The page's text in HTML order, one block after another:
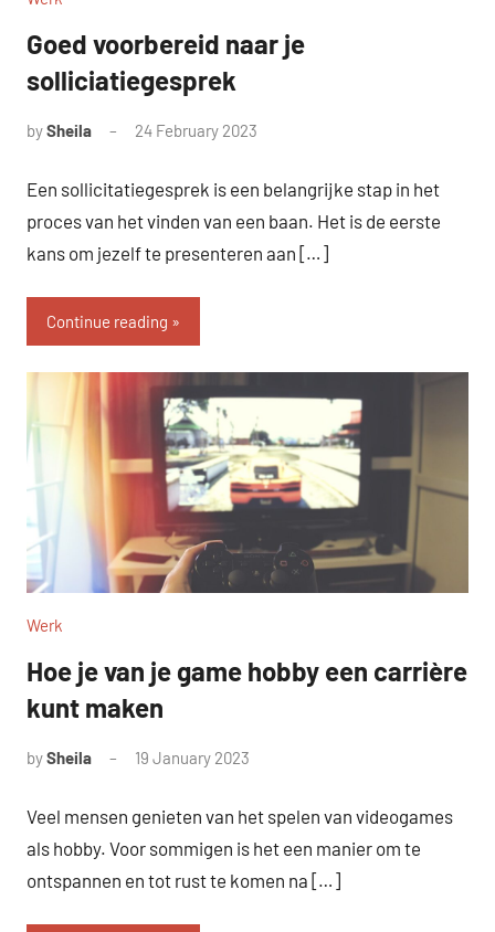
Goed voorbereid naar je
solliciatiegesprek
bySheila 24 February 2023
Een sollicitatiegesprek is een belangrijke stap in het
proces van het vinden van een baan. Het is de eerste
kans om jezelf te presenteren aan […]
Continue reading
Werk
Hoe je van je game hobby een carrière
kunt maken
bySheila 19 January 2023
Veel mensen genieten van het spelen van videogames
als hobby. Voor sommigen is het een manier om te
ontspannen en tot rust te komen na […]